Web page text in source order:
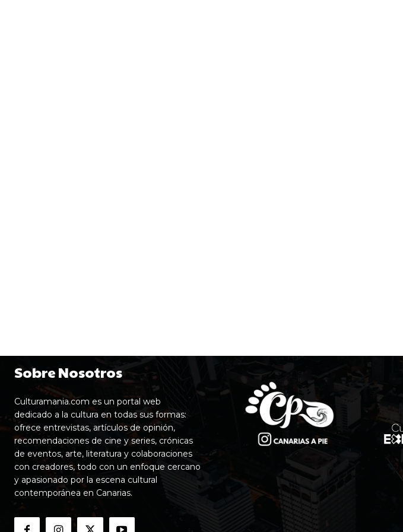
Sobre Nosotros
Culturamania.com es un portal web
dedicado a la cultura en todas sus formas:
ofrece entrevistas, artículos de opinión,
recomendaciones de cine y series, crónicas
de eventos, arte, literatura y colaboraciones
con creadores, todo con un enfoque cercano
y apasionado por la escena cultural
contemporánea en Canarias.